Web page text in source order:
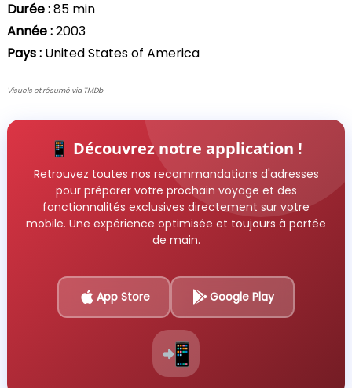
Durée :85 min
Année :2003
Pays : United States of America
Visuels et résumé via TMDb
📱 Découvrez notre application !
Retrouvez toutes nos recommandations d'adresses
pour préparer votre prochain voyage et des
fonctionnalités exclusives directement sur votre
mobile. Une expérience optimisée et toujours à portée
de main.
App Store Google Play
📲